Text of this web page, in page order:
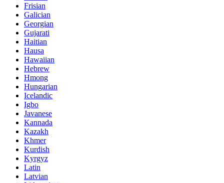
Frisian
Galician
Georgian
Gujarati
Haitian
Hausa
Hawaiian
Hebrew
Hmong
Hungarian
Icelandic
Igbo
Javanese
Kannada
Kazakh
Khmer
Kurdish
Kyrgyz
Latin
Latvian